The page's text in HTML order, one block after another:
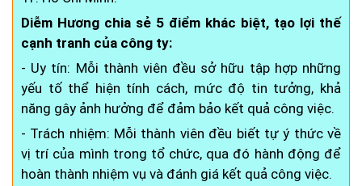
Diễm Hương chia sẻ 5 điểm khác biệt, tạo lợi thế
cạnh tranh của công ty:
- Uy tín: Mỗi thành viên đều sở hữu tập hợp những
yếu tố thể hiện tính cách, mức độ tin tưởng, khả
năng gây ảnh hưởng để đảm bảo kết quả công việc.
- Trách nhiệm: Mỗi thành viên đều biết tự ý thức về
vị trí của mình trong tổ chức, qua đó hành động để
hoàn thành nhiệm vụ và đánh giá kết quả công việc.